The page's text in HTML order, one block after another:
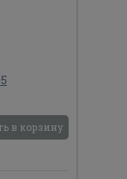
в корзину